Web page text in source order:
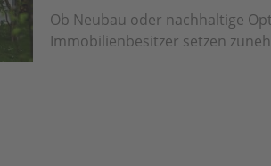
Ob Neubau oder nachhaltige
Immobilienbesitzer setzen